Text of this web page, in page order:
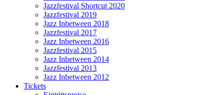
Jazzfestival Shortcut 2020
Jazzfestival 2019
Jazz Inbetween 2018
Jazzfestival 2017
Jazz Inbetween 2016
Jazzfestival 2015
Jazz Inbetween 2014
Jazzfestival 2013
Jazz Inbetween 2012
Tickets